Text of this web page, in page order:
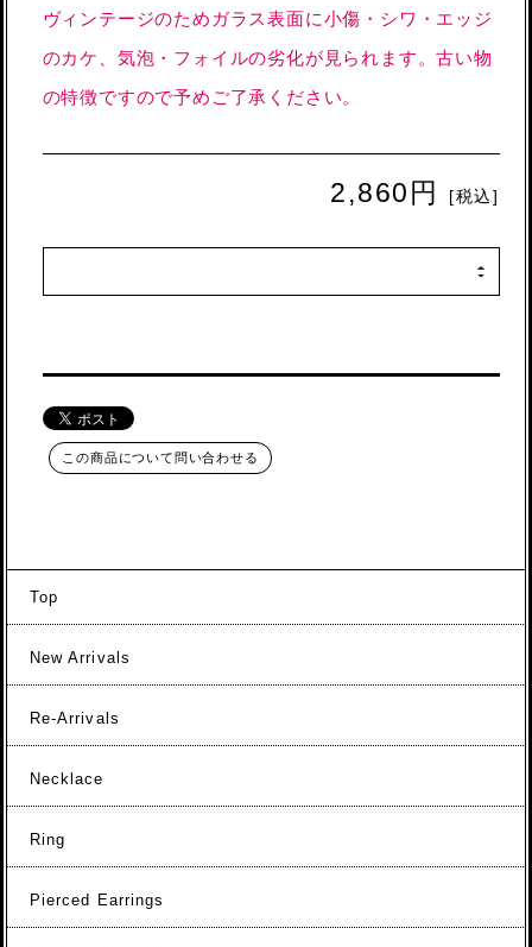
ヴィンテージのためガラス表面に小傷・シワ・エッジ
のカケ、気泡・フォイルの劣化が見られます。古い物
の特徴ですので予めご了承ください。
2,860円 [税込]
この商品について問い合わせる
Top
New Arrivals
Re-Arrivals
Necklace
Ring
Pierced Earrings